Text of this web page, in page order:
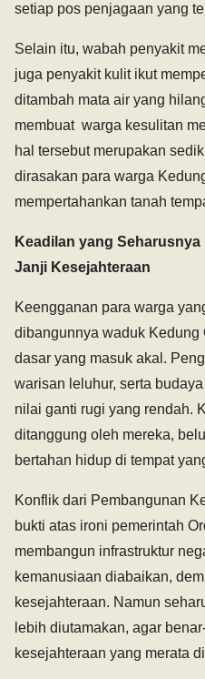
setiap pos penjagaan yang
Selain itu, wabah penyakit
juga penyakit kulit ikut
ditambah mata air yang
membuat warga kesulitan
hal tersebut merupakan
dirasakan para warga
mempertahankan tanah
Keadilan yang
Janji Kesejahteraan
Keengganan para warga
dibangunnya waduk Kedung
dasar yang masuk akal.
warisan leluhur, serta
nilai ganti rugi yang rendah.
ditanggung oleh mereka,
bertahan hidup di tempat
Konflik dari Pembangunan
bukti atas ironi pemerintah
membangun infrastruktur
kemanusiaan diabaikan,
kesejahteraan. Namun
lebih diutamakan, agar
kesejahteraan yang merata